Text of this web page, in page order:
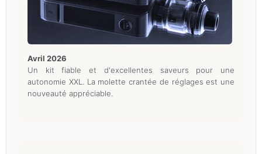
avril 2026
Un kit fiable et d'excellentes saveurs pour une
autonomie XXL. La molette crantée de réglages est une
nouveauté appréciable.